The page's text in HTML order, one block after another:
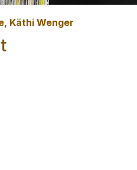
Käthi Wenger